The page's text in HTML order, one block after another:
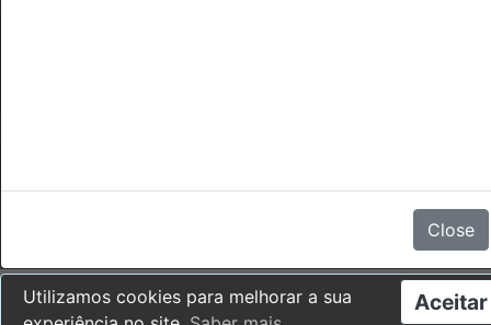
Close
Aceitar
Utilizamos cookies para melhorar a sua